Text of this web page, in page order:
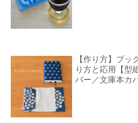
【作り方】ブッ
り方と応用【型
バー／文庫本カ